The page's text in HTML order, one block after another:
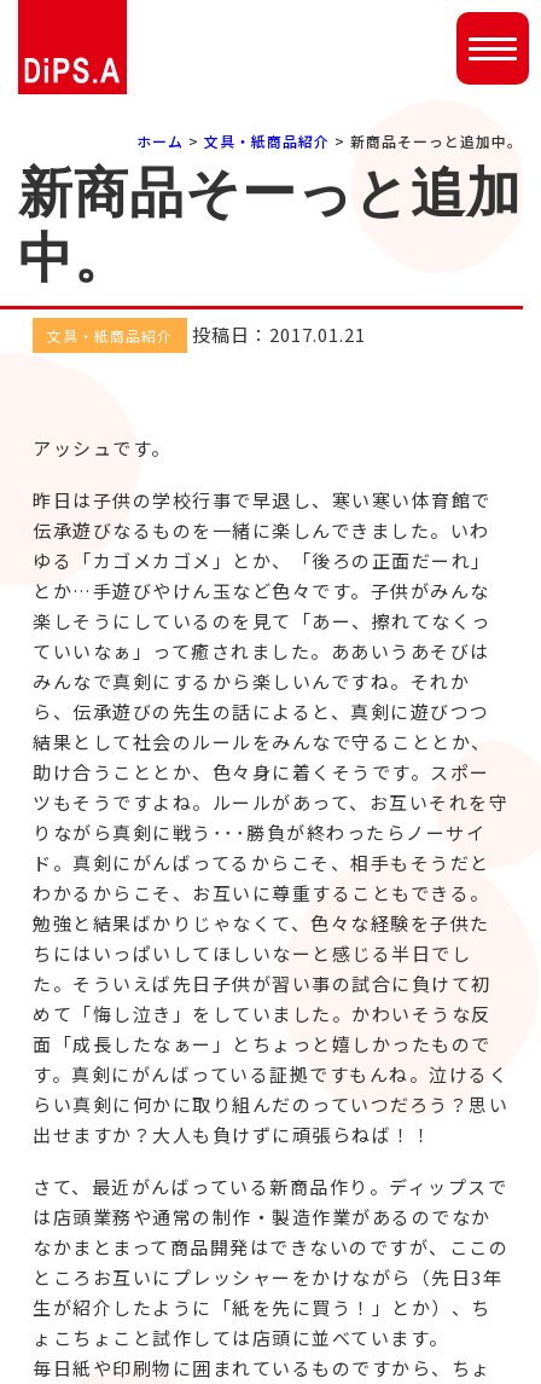
ホーム > 文具・紙商品紹介 > 新商品そーっと追加中。
新商品そーっと追加
中。
文具・紙商品紹介 投稿日：2017.01.21
アッシュです。
昨日は子供の学校行事で早退し、寒い寒い体育館で
伝承遊びなるものを一緒に楽しんできました。いわ
ゆる「カゴメカゴメ」とか、「後ろの正面だーれ」
とか…手遊びやけん玉など色々です。子供がみんな
楽しそうにしているのを見て「あー、擦れてなくっ
ていいなぁ」って癒されました。ああいうあそびは
みんなで真剣にするから楽しいんですね。それか
ら、伝承遊びの先生の話によると、真剣に遊びつつ
結果として社会のルールをみんなで守ることとか、
助け合うこととか、色々身に着くそうです。スポー
ツもそうですよね。ルールがあって、お互いそれを守
りながら真剣に戦う･･･勝負が終わったらノーサイ
ド。真剣にがんばってるからこそ、相手もそうだと
わかるからこそ、お互いに尊重することもできる。
勉強と結果ばかりじゃなくて、色々な経験を子供た
ちにはいっぱいしてほしいなーと感じる半日でし
た。そういえば先日子供が習い事の試合に負けて初
めて「悔し泣き」をしていました。かわいそうな反
面「成長したなぁー」とちょっと嬉しかったもので
す。真剣にがんばっている証拠ですもんね。泣けるく
らい真剣に何かに取り組んだのっていつだろう？思い
出せますか？大人も負けずに頑張らねば！！
さて、最近がんばっている新商品作り。ディップスで
は店頭業務や通常の制作・製造作業があるのでなか
なかまとまって商品開発はできないのですが、ここの
ところお互いにプレッシャーをかけながら（先日3年
生が紹介したように「紙を先に買う！」とか）、ち
ょこちょこと試作しては店頭に並べています。
毎日紙や印刷物に囲まれているものですから、ちょ